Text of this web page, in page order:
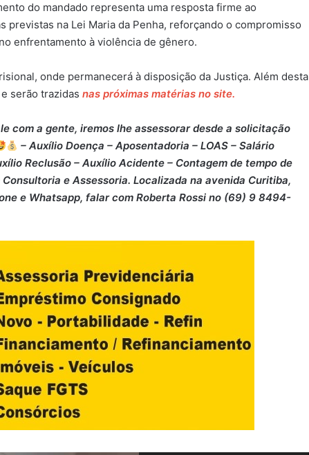
do mandado representa uma resposta firme ao
previstas na Lei Maria da Penha, reforçando o compromisso
enfrentamento à violência de gênero.
onde permanecerá à disposição da Justiça. Além desta
e serão trazidas nas próximas matérias no site.
com a gente, iremos lhe assessorar desde a solicitação
– Auxílio Doença – ⁠Aposentadoria – ⁠LOAS – ⁠Salário
Reclusão – ⁠Auxílio Acidente – ⁠Contagem de tempo de
Consultoria e Assessoria. Localizada na avenida Curitiba,
e Whatsapp, falar com Roberta Rossi no (69) 9 8494-